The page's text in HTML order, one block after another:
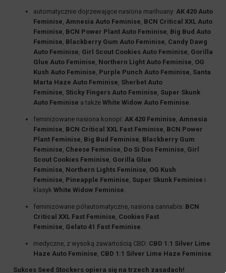
automatycznie dojrzewające nasiona marihuany: AK 420 Auto
Feminise Amnesia Auto Feminise BCN Critical XXL Auto
Feminise BCN Power Plant Auto Feminise Big Bud Auto
Feminise Blackberry Gum Auto Feminise Candy Dawg
Auto Feminise Girl Scout Cookies Auto Feminise Gorilla
Glue Auto Feminise Northern Light Auto Feminise OG
Kush Auto Feminise Purple Punch Auto Feminise Santa
Marta Haze Auto Feminise Sherbet Auto
Feminise Sticky Fingers Auto Feminise Super Skunk
Auto Feminise a także White Widow Auto Feminise
feminizowane nasiona konopi: AK 420 Feminise Amnesia
Feminise BCN Critical XXL Fast Feminise BCN Power
Plant Feminise Big Bud Feminise Blackberry Gum
Feminise Cheese Feminise Do Si Dos Feminise Girl
Scout Cookies Feminise Gorilla Glue
Feminise Northern Lights Feminise OG Kush
Feminise Pineapple Feminise Super Skunk Feminise i
klasyk White Widow Feminise
feminizowane półautomatyczne , nasiona cannabis: BCN
Critical XXL Fast Feminise Cookies Fast
Feminise Gelato 41 Fast Feminise
medyczne, z wysoką zawartością CBD: CBD 1:1 Silver Lime
Haze Auto Feminise CBD 1:1 Silver Lime Haze Feminise
Sukces Seed Stockers opiera się na trzech zasadach!